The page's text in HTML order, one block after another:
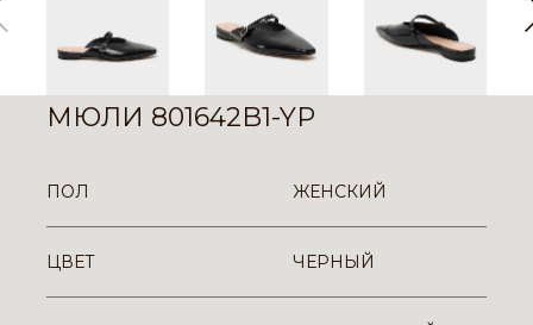
МЮЛИ 801642B1-YP
ПОЛ ЖЕНСКИЙ
ЦВЕТ ЧЕРНЫЙ